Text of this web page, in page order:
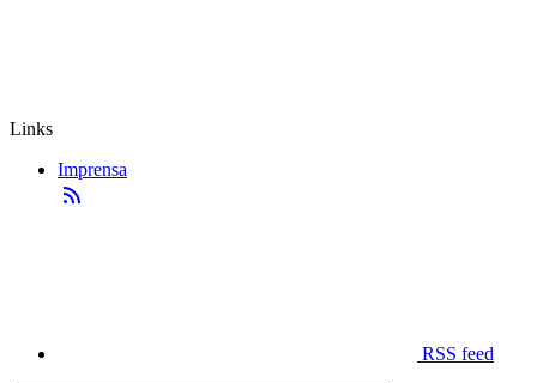
Links
Imprensa
RSS feed